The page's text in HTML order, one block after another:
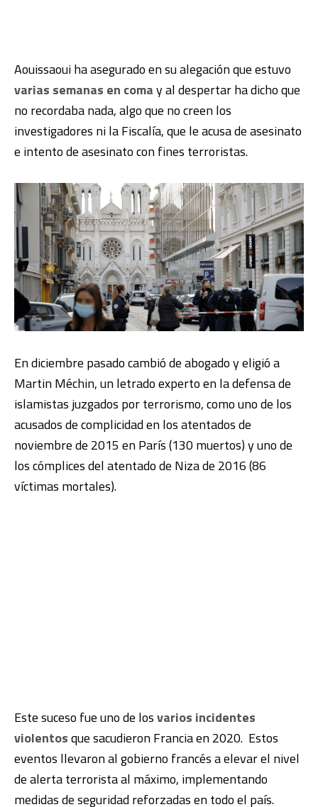
Aouissaoui ha asegurado en su alegación que estuvo
varias semanas en comay al despertar ha dicho que
no recordaba nada, algo que no creen los
investigadores ni la Fiscalía, que le acusa de asesinato
e intento de asesinato con fines terroristas.
En diciembre pasado cambió de abogado y eligió a
Martin Méchin, un letrado experto en la defensa de
islamistas juzgados por terrorismo, como uno de los
acusados de complicidad en los atentados de
noviembre de 2015 en París (130 muertos) y uno de
los cómplices del atentado de Niza de 2016 (86
víctimas mortales).
Este suceso fue uno de losvarios incidentes
violentosque sacudieron Francia en 2020. Estos
eventos llevaron al gobierno francés a elevar el nivel
de alerta terrorista al máximo, implementando
medidas de seguridad reforzadas en todo el país.